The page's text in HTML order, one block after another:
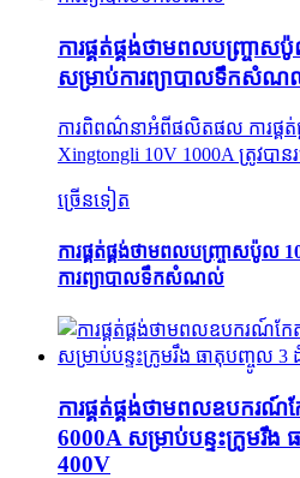
ការផ្គត់ផ្គង់ថាមពលបញ្ច្រា
សម្រាប់ការព្យាបាលទឹកសំ
ការពិពណ៌នាអំពីផលិតផល ការផ្គត់
Xingtongli 10V 1000A ត្រូវបា
ច្រើនទៀត
ការផ្គត់ផ្គង់ថាមពលបញ្ច្រាសប៉ូល
ការព្យាបាលទឹកសំណល់
ការផ្គត់ផ្គង់ថាមពលឧបករណ៍
6000A សម្រាប់បន្ទះក្រូមរឹ
400V